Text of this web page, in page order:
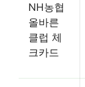
NH농협
올바른
클럽 체
크카드